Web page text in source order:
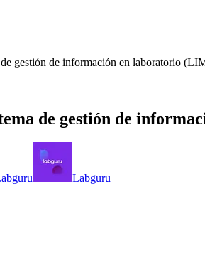
gestión de información en laboratorio
de gestión de
Labguru